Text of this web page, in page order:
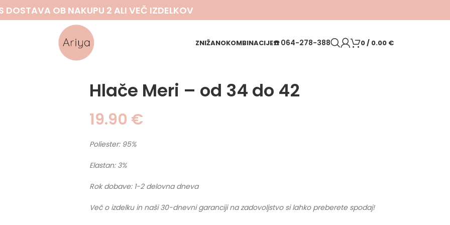
DOSTAVA OB NAKUPU 2 ALI VEČ IZDELKOV
ZNIŽANOKOMBINACIJE☎️064-278-388 0/ 0.00 €
Hlače Meri – od 34 do 42
19.90 €
Poliester: 95%
Elastan: 3%
Rok dobave: 1-2 delovna dneva
Več o izdelku in naši 30-dnevni garanciji na zadovoljstvo si lahko preberete spodaj!